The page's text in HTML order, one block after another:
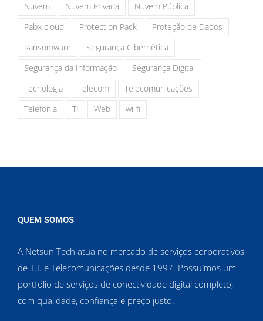
Nuvem
Nuvem Privada
Nuvem Pública
Pabx cloud
Protection Pack
Proteção de Dados
Ransomware
Segurança Cibernética
Segurança da Informação
Segurança Digital
Tecnologia
Telecom
Telecomunicações
Telefonia
TI Web wi-fi
QUEM SOMOS
A Netsun Tech atua no mercado de serviços corporativos
de T.I. e Telecomunicações desde 1997. Possuímos um
portfólio de serviços de conectividade digital completo,
com qualidade, confiança e preço justo.